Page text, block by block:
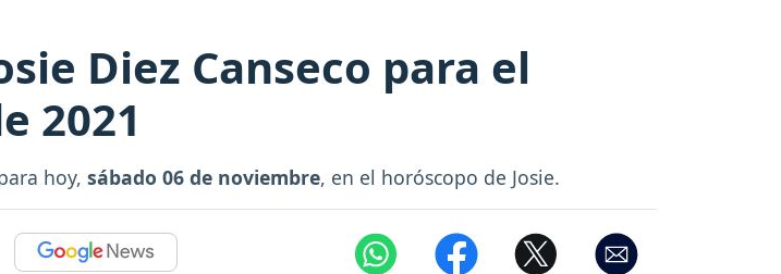
Diez Canseco para el
2021
hoy, sábado 06 de noviembre, en el horóscopo de Josie.